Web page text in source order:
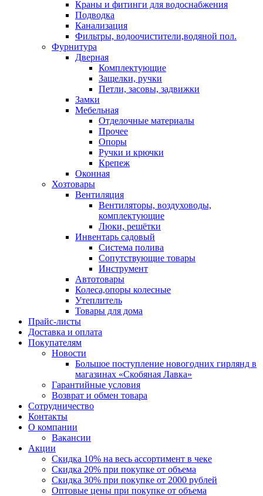
Краны и фитинги для водоснабжения
Подводка
Канализация
Фильтры, водоочистители,водяной пол.
Фурнитура
Дверная
Комплектующие
Защелки, ручки
Петли, засовы, задвижки
Замки
Мебельная
Отделочные материалы
Прочее
Опоры
Ручки и крючки
Крепеж
Оконная
Хозтовары
Вентиляция
Вентиляторы, воздуховоды,
комплектующие
Люки, решётки
Инвентарь садовый
Система полива
Сопутствующие товары
Инструмент
Автотовары
Колеса,опоры колесные
Утеплитель
Товары для дома
Прайс-листы
Доставка и оплата
Покупателям
Новости
Большое поступление новогодних гирлянд в
магазинах «Скобяная Лавка»
Гарантийные условия
Возврат и обмен товара
Сотрудничество
Контакты
О компании
Вакансии
Акции
Скидка 10% на весь ассортимент в чеке
Скидка 20% при покупке от объема
Скидка 30% при покупке от 2000 рублей
Оптовые цены при покупке от объема